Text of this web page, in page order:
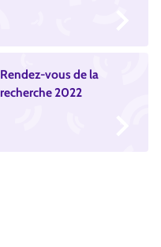
Rendez-vous de la
recherche 2022